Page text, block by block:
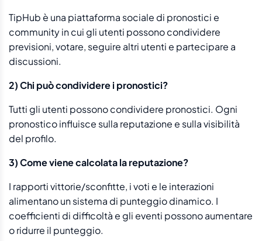
TipHub è una piattaforma sociale di pronostici e
community in cui gli utenti possono condividere
previsioni, votare, seguire altri utenti e partecipare a
discussioni.
2) Chi può condividere i pronostici?
Tutti gli utenti possono condividere pronostici. Ogni
pronostico influisce sulla reputazione e sulla visibilità
del profilo.
3) Come viene calcolata la reputazione?
I rapporti vittorie/sconfitte, i voti e le interazioni
alimentano un sistema di punteggio dinamico. I
coefficienti di difficoltà e gli eventi possono aumentare
o ridurre il punteggio.